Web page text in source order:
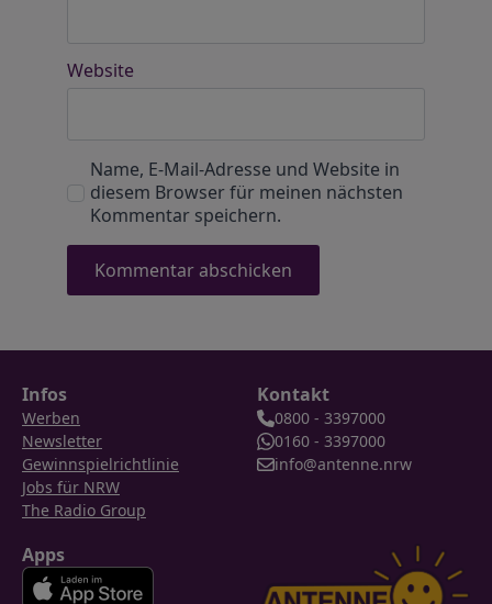
Website
Name, E-Mail-Adresse und Website in
diesem Browser für meinen nächsten
Kommentar speichern.
Infos
Werben
Newsletter
Gewinnspielrichtlinie
Jobs für NRW
The Radio Group
Kontakt
0800 - 3397000
0160 - 3397000
info@antenne.nrw
Apps